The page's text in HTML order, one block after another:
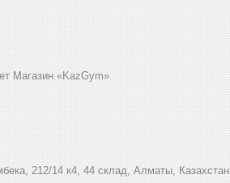
Магазин «KazGym»
212/14 к4, 44 склад, Алматы, Казахстан